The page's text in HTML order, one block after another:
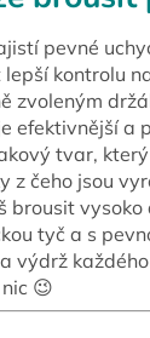
pevné
lepší kontrolu
zvoleným
efektivnější a
tvar,
z čeho jsou
brousit vysoko
tyč a s
výdrž
😉